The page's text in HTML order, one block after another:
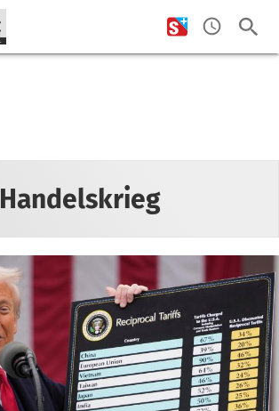
Handelskrieg